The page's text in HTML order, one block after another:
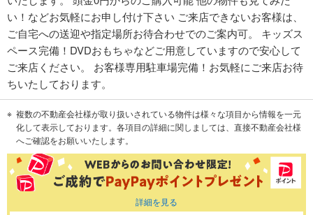
い！などお気軽にお申し付け下さい ご来店できないお客様は、
ご自宅への送迎や指定場所お待合わせでのご案内可。 キッズス
ペース完備！DVDおもちゃなどご用意していますので安心して
ご来店ください。 お客様専用駐車場完備！お気軽にご来店お待
ちいたしております。
複数の不動産会社様が取り扱いされている物件は様々な項目から情報を一元
化して表示しております。各項目の詳細に関しましては、直接不動産会社様
へご確認をお願いいたします。
詳細を見る